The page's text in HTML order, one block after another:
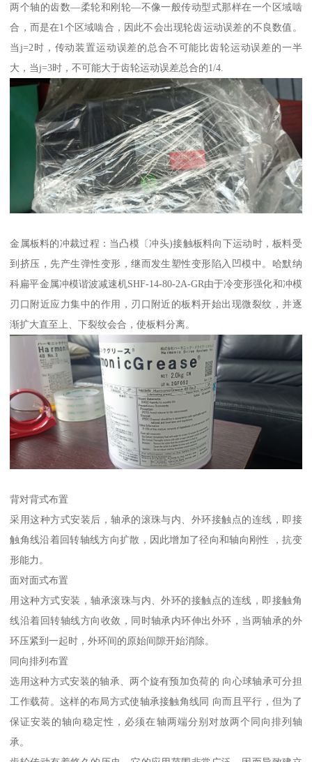
两个轴的齿数—柔轮和刚轮—不像一般传动型式那样在一个区域啮
合，而是在1个区域啮合，因此不会出现轮齿运动误差的不良数值。
当j=2时，传动装置运动误差的总合不可能比齿轮运动误差的一半
大，当j=3时，不可能大于齿轮运动误差总合的1/4.
金属板料的冲裁过程：当凸模〔冲头)接触板料向下运动时，板料受
到挤压，先产生弹性变形，继而发生塑性变形陷入凹模中。哈默纳
科扁平金属冲模谐波减速机SHF-14-80-2A-GR由于冷变形强化和冲模
刃口附近应力集中的作用，刃口附近的板料开始出现微裂纹，并逐
渐扩大直至上、下裂纹会合，使板料分离。
背对背式布置
采用这种方式安装后，轴承的滚珠与内、外环接触点的连线，即接
触角线沿着回转轴线方向扩散，因此增加了径向和轴向刚性 ，抗变
形能力。
面对面式布置
用这种方式安装，轴承滚珠与内、外环的接触点的连线，即接触角
线沿着回转轴线方向收敛，同时轴承内环伸出外环，当两轴承的外
环压紧到一起时，外环间的原始间隙开始消除。
同向排列布置
选用这种方式安装的轴承、两个旋有预加负荷的 向心球轴承可分担
工作载荷。这样的布局方式使轴承接触角线同 向而且平行，但为了
保证安装的轴向稳定性，必须在轴两端分别对放两个同向排列轴
承。